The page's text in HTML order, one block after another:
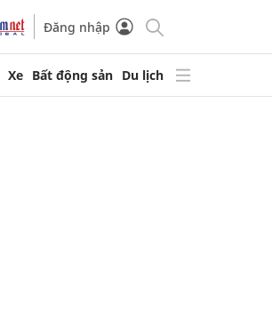
Đăng nhập
Xe Bất động sản Du lịch